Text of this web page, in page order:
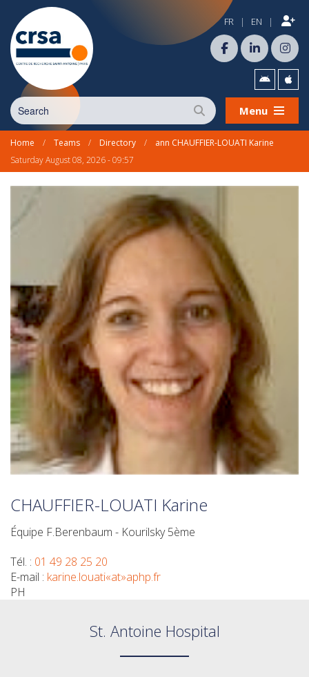
FR | EN |
Menu
Home / Teams / Directory /
ann CHAUFFIER-LOUATI Karine
Saturday August 08, 2026 - 09:57
CHAUFFIER-LOUATI Karine
Équipe F.Berenbaum - Kourilsky 5ème
Tél. : 01 49 28 25 20
E-mail : karine.louati«at»aphp.fr
PH
St. Antoine Hospital